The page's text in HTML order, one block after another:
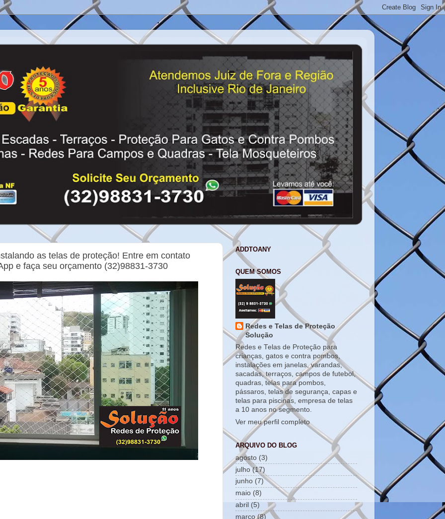
as telas de proteção! Entre em contato
e faça seu orçamento (32)98831-3730
ADDTOANY
QUEM SOMOS
Redes e Telas de Proteção
Solução
Redes e Telas de Proteção para
crianças, gatos e contra pombos,
instalações em janelas, varandas,
sacadas, terraços, campos de futebol,
quadras, telas para pombos,
pássaros, telas de segurança, capas e
telas para piscinas, empresa de telas
a 10 anos no segmento.
Ver meu perfil completo
ARQUIVO DO BLOG
agosto (3)
julho(17)
junho (7)
maio (8)
abril (5)
março(8)